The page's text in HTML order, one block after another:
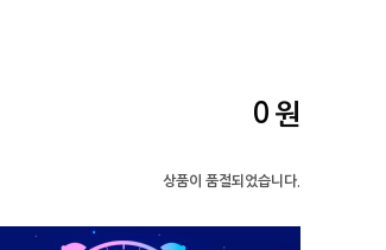
0 원
상품이 품절되었습니다.